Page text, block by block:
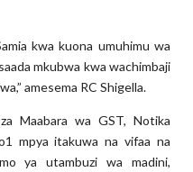
kwa kuona umuhimu wa
mkubwa kwa wachimbaji
amesema RC Shigella.
Maabara wa GST, Notika
mpya itakuwa na vifaa na
ya utambuzi wa madini,